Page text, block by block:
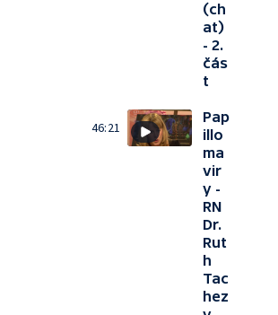
(ch
at)
- 2.
čás
t
46:21
Pap
illo
ma
vir
y -
RN
Dr.
Rut
h
Tac
hez